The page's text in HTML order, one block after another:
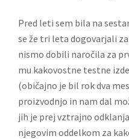
Pred leti sem bila na
se že tri leta dogovarjali
nismo dobili naročila za
mu kakovostne testne
(običajno je bil rok dva
proizvodnjo in nam dal
jih je prej vztrajno
njegovim oddelkom za